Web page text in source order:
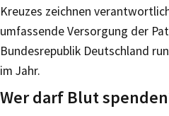
Kreuzes zeichnen
umfassende Versorgung der
Bundesrepublik Deutschland
im Jahr.
Wer darf Blut